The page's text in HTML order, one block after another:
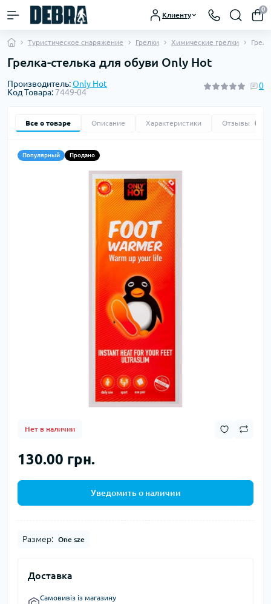
Клиенту
0
Туристическое снаряжение Грелки Химические грелки
Грелка-стелька для обуви Only Hot
Производитель:Only Hot
Код Товара: 7449-04
0
Все о товаре Описание Характеристики Отзывы
Популярный Продано
Нет в наличии
130.00 грн.
Уведомить о наличии
Размер: One sze
Доставка
Самовивіз із магазину